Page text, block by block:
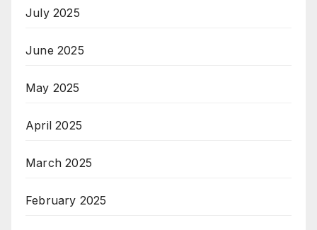
July 2025
June 2025
May 2025
April 2025
March 2025
February 2025